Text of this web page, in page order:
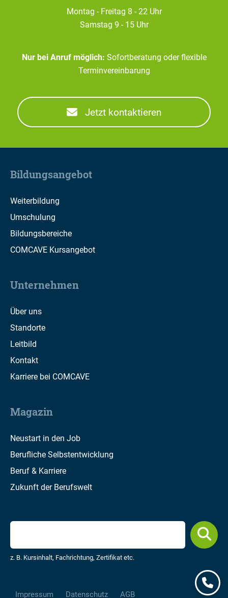
Montag - Freitag 8 - 22 Uhr
Samstag 9 - 15 Uhr
Nur bei Anruf möglich: Sofortberatung oder flexible
Terminvereinbarung
Jetzt kontaktieren
Bildungsangebot
Weiterbildung
Umschulung
Bildungsbereiche
COMCAVE Kursangebot
Unternehmen
Über uns
Standorte
Leitbild
Kontakt
Karriere bei COMCAVE
Magazin
Neustart in den Job
Berufliche Selbstentwicklung
Beruf & Karriere
Zukunft der Berufswelt
z. B. Kursinhalt, Fachrichtung, Zertifikat etc.
Impressum Datenschutz AGB